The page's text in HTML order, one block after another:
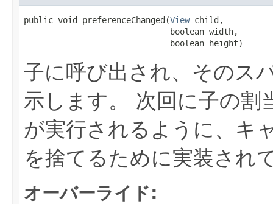
public void preferenceChanged​(View child,
                              boolean width,
                              boolean height)
子に呼び出され、そのス
示します。
次回に子の割
が実行されるように、キ
を捨てるために実装され
オーバーライド: